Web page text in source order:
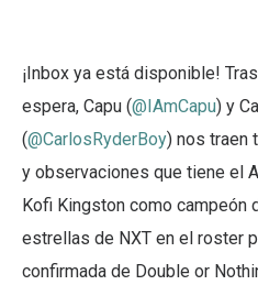
¡Inbox ya está disponible!
espera, Capu (@IAmCapu) y
(@CarlosRyderBoy) nos traen
y observaciones que tiene el
Kofi Kingston como campeón
estrellas de NXT en el roster
confirmada de Double or